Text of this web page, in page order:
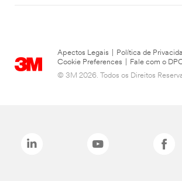
Apectos Legais Política de
Cookie Preferences
Fale com o
© 3M 2026. Todos os Direitos